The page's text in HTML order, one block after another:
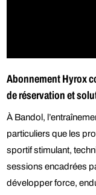
Abonnement Hyrox
de réservation et
À Bandol,
particuliers que les
sportif stimulant,
sessions encadrées
développer force,